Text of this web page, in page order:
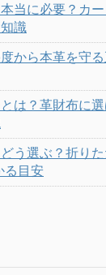
当に必要？カ
識
から本革を守
は？革財布に
う選ぶ？折り
る目安